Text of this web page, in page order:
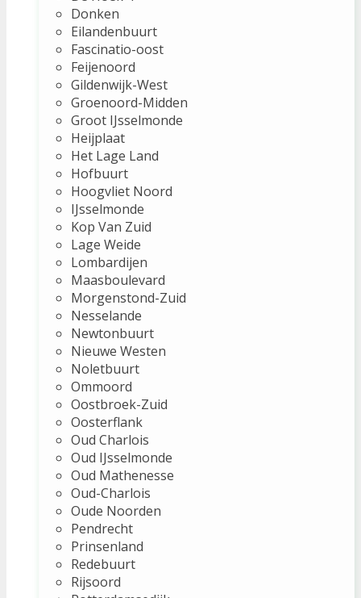
Donken
Eilandenbuurt
Fascinatio-oost
Feijenoord
Gildenwijk-West
Groenoord-Midden
Groot IJsselmonde
Heijplaat
Het Lage Land
Hofbuurt
Hoogvliet Noord
IJsselmonde
Kop Van Zuid
Lage Weide
Lombardijen
Maasboulevard
Morgenstond-Zuid
Nesselande
Newtonbuurt
Nieuwe Westen
Noletbuurt
Ommoord
Oostbroek-Zuid
Oosterflank
Oud Charlois
Oud IJsselmonde
Oud Mathenesse
Oud-Charlois
Oude Noorden
Pendrecht
Prinsenland
Redebuurt
Rijsoord